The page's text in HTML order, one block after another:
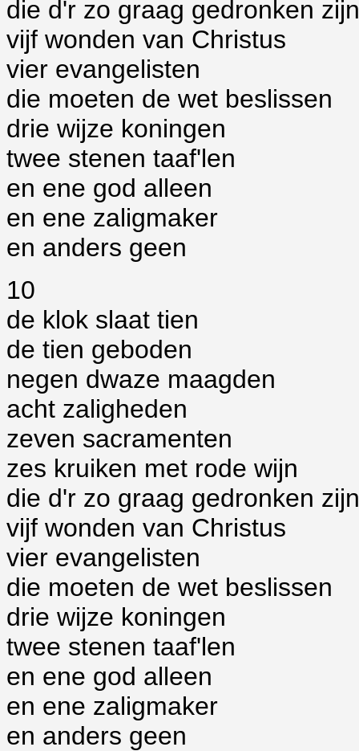
die d'r zo graag gedronken zijn
vijf wonden van Christus
vier evangelisten
die moeten de wet beslissen
drie wijze koningen
twee stenen taaf'len
en ene god alleen
en ene zaligmaker
en anders geen
10
de klok slaat tien
de tien geboden
negen dwaze maagden
acht zaligheden
zeven sacramenten
zes kruiken met rode wijn
die d'r zo graag gedronken zijn
vijf wonden van Christus
vier evangelisten
die moeten de wet beslissen
drie wijze koningen
twee stenen taaf'len
en ene god alleen
en ene zaligmaker
en anders geen